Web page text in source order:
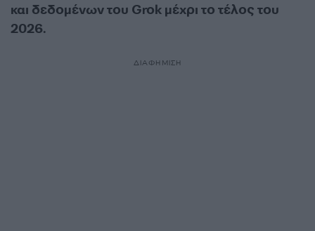
και δεδομένων του Grok μέχρι το τέλος του
2026.
ΔΙΑΦΗΜΙΣΗ